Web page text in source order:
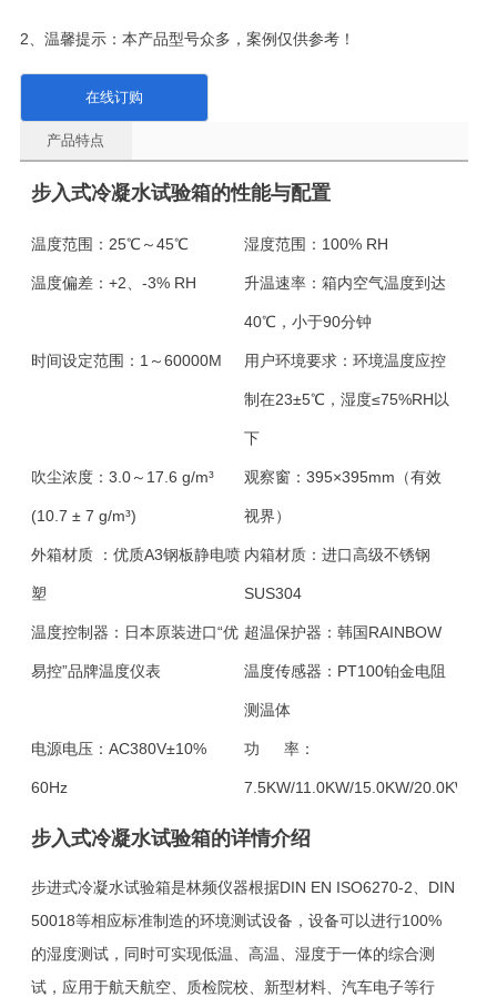
2、温馨提示：本产品型号众多，案例仅供参考！
在线订购
产品特点
步入式冷凝水试验箱的性能与配置
温度范围： 25℃～45℃ 湿度范围： 100% RH
温度偏差： +2、-3% RH 升温速率： 箱内空气温度到达
40℃，小于90分钟
时间设定范围： 1～60000M 用户环境要求： 环境温度应控
制在23±5℃，湿度≤75%RH以
下
吹尘浓度： 3.0～17.6 g/m³
(10.7 ± 7 g/m³)
观察窗： 395×395mm（有效
视界）
外箱材质 ： 优质A3钢板静电喷
塑
内箱材质： 进口高级不锈钢
SUS304
温度控制器： 日本原装进口“优
易控”品牌温度仪表
超温保护器： 韩国RAINBOW
温度传感器： PT100铂金电阻
测温体
电源电压： AC380V±10%
60Hz
功 率：
7.5KW/11.0KW/15.0KW/20.0KW
步入式冷凝水试验箱的详情介绍
步进式冷凝水试验箱是林频仪器根据DIN EN ISO6270-2、DIN
50018等相应标准制造的环境测试设备，设备可以进行100%
的湿度测试，同时可实现低温、高温、湿度于一体的综合测
试，应用于航天航空、质检院校、新型材料、汽车电子等行